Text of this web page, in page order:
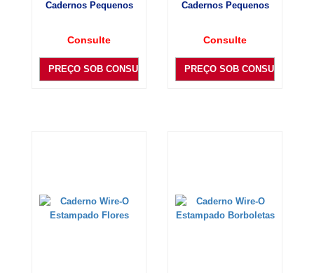
Cadernos Pequenos
Consulte
PREÇO SOB CONSULTA
Cadernos Pequenos
Consulte
PREÇO SOB CONSULTA